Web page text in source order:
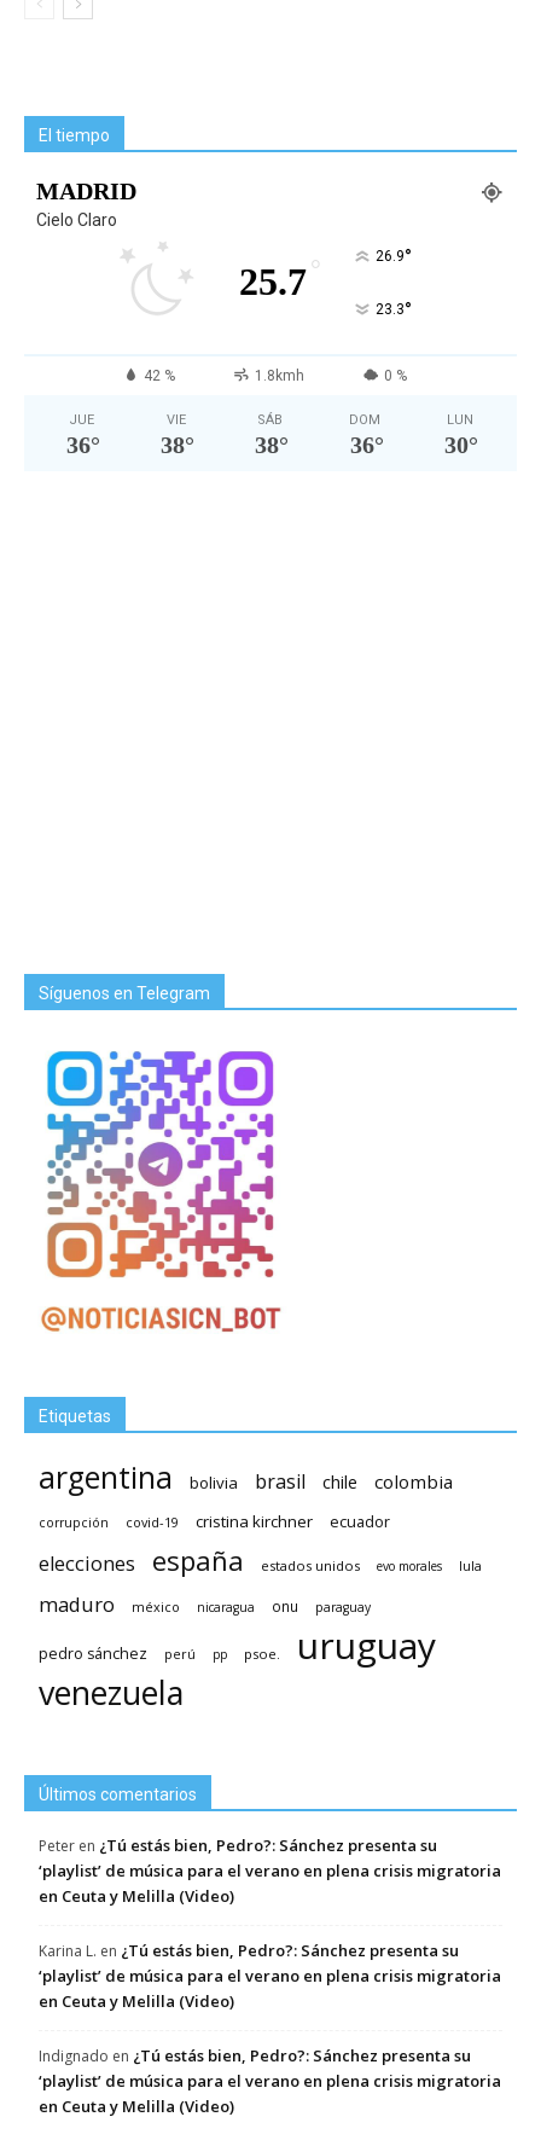
El tiempo
MADRID
Cielo Claro
25.7° 26.9°
23.3°
42 % 1.8kmh 0 %
JUE
36°
VIE
38°
SÁB
38°
DOM
36°
LUN
30°
Síguenos en Telegram
Etiquetas
argentina bolivia brasil chile colombia
corrupción covid-19 cristina kirchner ecuador
elecciones españa estados unidos evo morales lula
maduro méxico nicaragua onu paraguay
pedro sánchez perú pp psoe. uruguay
venezuela
Últimos comentarios
Peter en ¿Tú estás bien, Pedro?: Sánchez presenta su
‘playlist’ de música para el verano en plena crisis migratoria
en Ceuta y Melilla (Video)
Karina L. en ¿Tú estás bien, Pedro?: Sánchez presenta su
‘playlist’ de música para el verano en plena crisis migratoria
en Ceuta y Melilla (Video)
Indignado en ¿Tú estás bien, Pedro?: Sánchez presenta su
‘playlist’ de música para el verano en plena crisis migratoria
en Ceuta y Melilla (Video)